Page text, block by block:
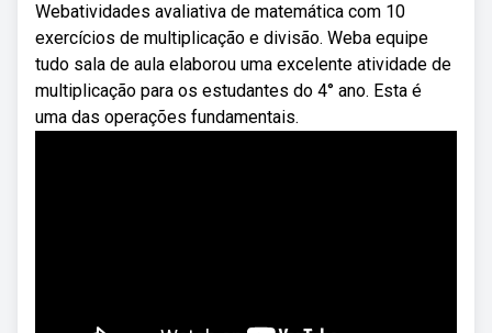
Webatividades avaliativa de matemática com 10
exercícios de multiplicação e divisão. Weba equipe
tudo sala de aula elaborou uma excelente atividade de
multiplicação para os estudantes do 4° ano. Esta é
uma das operações fundamentais.